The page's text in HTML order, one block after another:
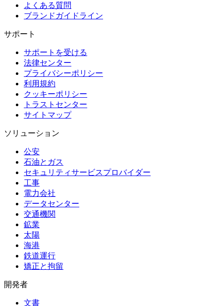
よくある質問
ブランドガイドライン
サポート
サポートを受ける
法律センター
プライバシーポリシー
利用規約
クッキーポリシー
トラストセンター
サイトマップ
ソリューション
公安
石油とガス
セキュリティサービスプロバイダー
工事
電力会社
データセンター
交通機関
鉱業
太陽
海港
鉄道運行
矯正と拘留
開発者
文書